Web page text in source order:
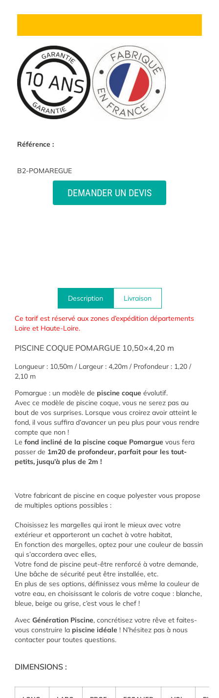
Référence :
B2-POMAREGUE
DEMANDER UN DEVIS
Description Livraison
Ce tarif est réservé aux zones d’expédition départements
Loire et Haute-Loire.
PISCINE COQUE POMARGUE 10,50×4,20 m
Longueur : 10,50m / Largeur : 4,20m / Profondeur : 1,20 /
2,10 m
Pomargue : un modèle de piscine coque évolutif.
Avec ce modèle de piscine coque, vous ne serez pas au
bout de vos surprises. Lorsque vous croirez avoir atteint le
fond, il vous suffira d’avancer un peu plus pour vous rendre
compte que non !
Le fond incliné de la piscine coque Pomargue vous fera
passer de 1m20 de profondeur, parfait pour les tout-
petits, jusqu’à plus de 2m !
Votre fabricant de piscine en coque polyester vous propose
de multiples options possibles :
Choisissez les margelles qui iront le mieux avec votre
extérieur et apporteront un cachet à votre habitat,
En fonction des margelles, optez pour une couleur de bassin
qui s’accordera avec elles,
Votre fond de piscine peut-être renforcé à votre demande,
Une bâche de sécurité peut être installée, etc.
En plus de ses options, définissez vous même la couleur de
votre eau, en choisissant le coloris de votre coque : blanche,
bleue, beige ou grise, c’est vous le chef !
Avec Génération Piscine, concrétisez votre rêve et faites-
vous construire la piscine idéale ! N’hésitez pas à nous
contacter pour toutes questions.
DIMENSIONS :